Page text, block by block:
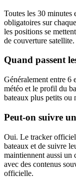
Toutes les 30 minutes
obligatoires sur
les positions se
de couverture satellite.
Quand passent
Généralement entre 6
météo et le profil du
bateaux plus petits ou
Peut-on suivre
Oui. Le tracker
bateaux et de suivre
maintiennent aussi un
avec des contenus
officielle.